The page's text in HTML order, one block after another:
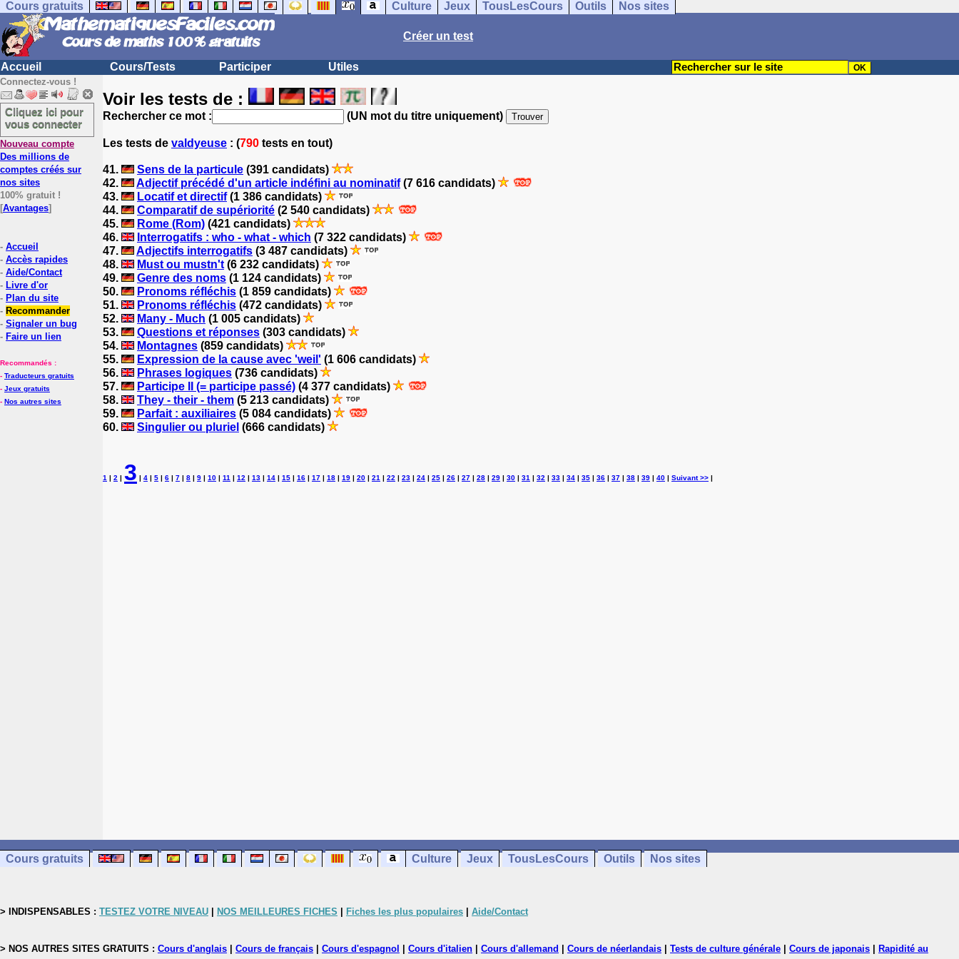
Cours gratuits Culture Jeux TousLesCours Outils Nos sites
Créer un test
Accueil Cours/Tests Participer Utiles
Connectez-vous !
Cliquez ici pour
vous connecter
Nouveau compte
Des millions de
comptes créés sur
nos sites
100% gratuit !
[Avantages]
- Accueil
- Accès rapides
- Aide/Contact
- Livre d'or
- Plan du site
- Recommander
- Signaler un bug
- Faire un lien
Recommandés :
- Traducteurs gratuits
- Jeux gratuits
- Nos autres sites
Voir les tests de :
Rechercher ce mot : (UN mot du titre uniquement)
Les tests de valdyeuse : (790 tests en tout)
41. Sens de la particule (391 candidats)
42.
Adjectif précédé d'un article indéfini au nominatif(7 616 candidats)
43.
Locatif et directif(1 386 candidats)
44.
Comparatif de supériorité (2 540 candidats)
45.
Rome (Rom) (421 candidats)
46.
Interrogatifs : who - what - which (7 322 candidats)
47.
Adjectifs interrogatifs (3 487 candidats)
48.
Must ou mustn't (6 232 candidats)
49.
Genre des noms (1 124 candidats)
50.
Pronoms réfléchis (1 859 candidats)
51.
Pronoms réfléchis (472 candidats)
52.
Many - Much (1 005 candidats)
53.
Questions et réponses (303 candidats)
54.
Montagnes (859 candidats)
55.
Expression de la cause avec 'weil' (1 606 candidats)
56.
Phrases logiques (736 candidats)
57.
Participe II (= participe passé) (4 377 candidats)
58.
They - their - them (5 213 candidats)
59.
Parfait : auxiliaires (5 084 candidats)
60.
Singulier ou pluriel (666 candidats)
1 | 2 | 3 | 4 | 5 | 6 | 7 | 8 | 9 | 10 | 11 | 12 | 13 | 14 | 15 | 16 | 17 | 18 | 19 | 20 | 21 | 22 | 23 | 24 | 25 | 26 | 27 | 28 | 29 | 30 | 31 | 32 | 33 | 34 | 35 | 36 | 37 | 38 | 39 | 40 | Suivant >> |
Cours gratuits Culture Jeux TousLesCours Outils Nos sites
> INDISPENSABLES : TESTEZ VOTRE NIVEAU NOS MEILLEURES FICHES Fiches les plus populaires Aide/Contact
> NOS AUTRES SITES GRATUITS : Cours d'anglais Cours de français Cours d'espagnol Cours d'italien Cours d'allemand Cours de néerlandais Tests de culture générale Cours de japonais Rapidité au